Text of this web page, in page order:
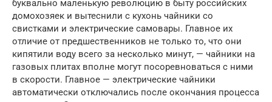
буквально маленькую революцию в быту российских
домохозяек и вытеснили с кухонь чайники со
свистками и электрические самовары. Главное их
отличие от предшественников не только то, что они
кипятили воду всего за несколько минут, — чайники на
газовых плитах вполне могут посоревноваться с ними
в скорости. Главное — электрические чайники
автоматически отключались после окончания процесса